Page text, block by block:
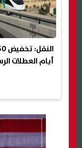
أيام العطلات الرسمية